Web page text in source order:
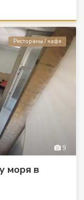
9
Рестораны / кафе
моря в